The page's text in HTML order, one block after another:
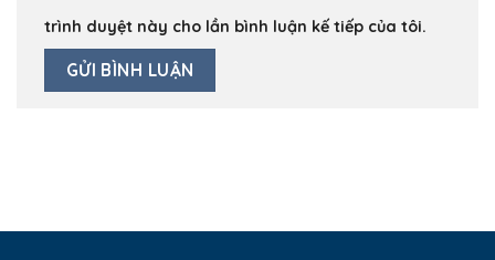
trình duyệt này cho lần bình luận kế tiếp của tôi.